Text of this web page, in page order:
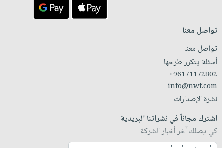
تواصل معنا
تواصل معنا
أسئلة يتكرر طرحها
+96171172802
info@nwf.com
نشرة الإصدارات
اشترك مجاناً في نشراتنا البريدية
كي يصلك آخر أخبار الشركة